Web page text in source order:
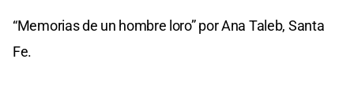
“Memorias de un hombre loro” por Ana Taleb, Santa
Fe.